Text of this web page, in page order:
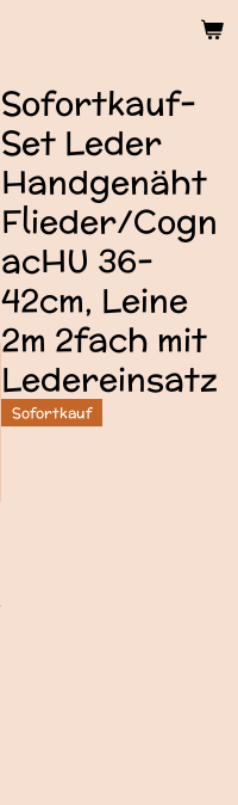
Sofortkauf-
Set Leder
Handgenäht
Flieder/Cogn
acHU 36-
42cm, Leine
2m 2fach mit
Ledereinsatz
Sofortkauf